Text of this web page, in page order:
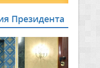
Президента